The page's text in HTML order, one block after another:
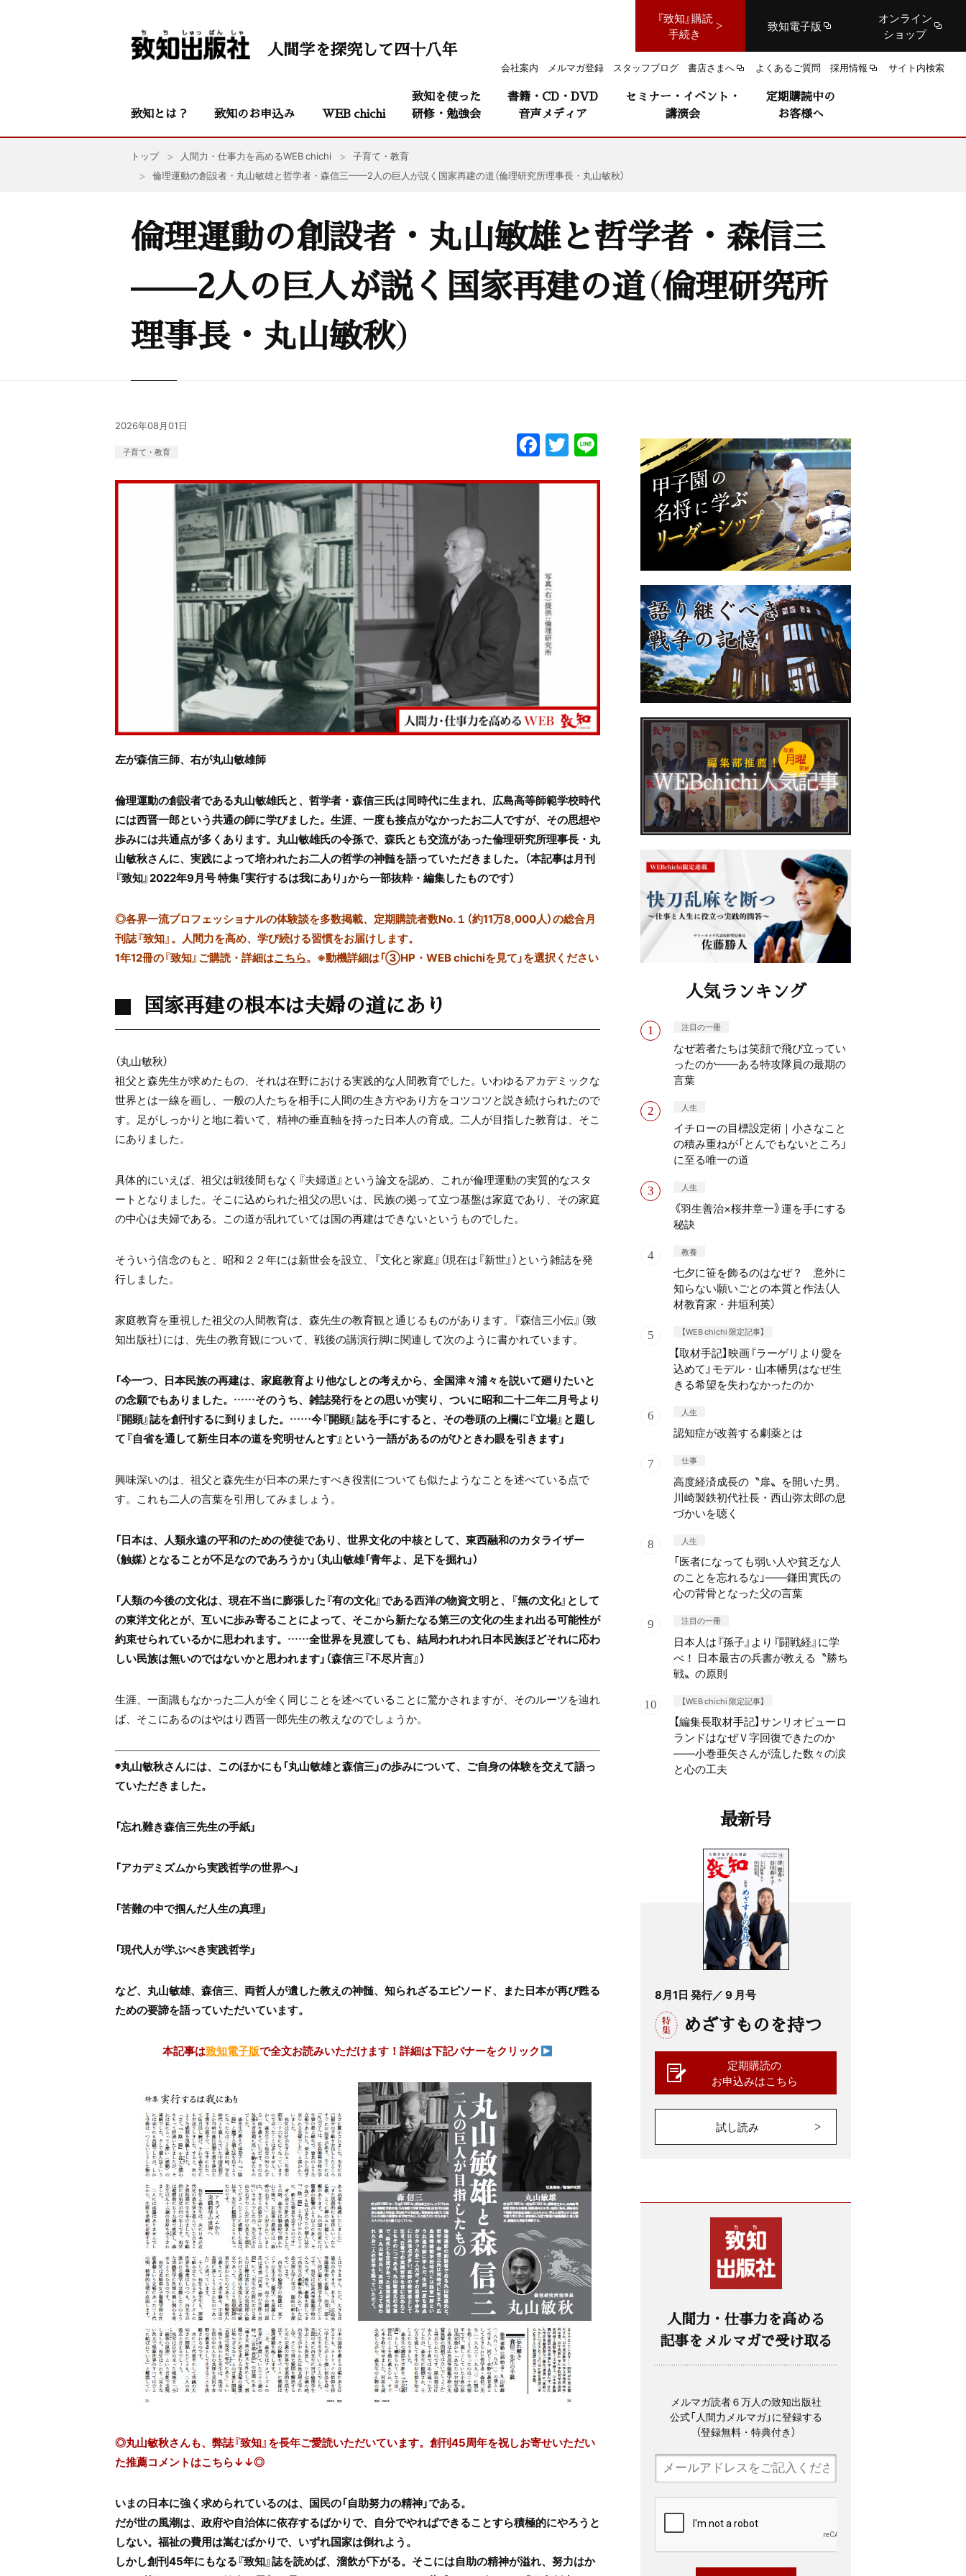
『致知』購読
手続き
致知電子版
オンライン
ショップ
会社案内 メルマガ登録 スタッフブログ 書店さまへ よくあるご質問 採用情報 サイト内検索
人間学を探究して四十八年
致知とは？ 致知のお申込み WEB chichi
致知を使った
研修・勉強会
書籍・CD・DVD
音声メディア
セミナー・イベント・
講演会
定期購読中の
お客様へ
トップ 人間力・仕事力を高めるWEB chichi
子育て・教育
倫理運動の創設者・丸山敏雄と哲学者・森信三——2人の巨人が説く国家再建の道（倫理研究所理事長・丸山敏秋）
倫理運動の創設者・丸山敏雄と哲学者・森信三
——2人の巨人が説く国家再建の道（倫理研究所
理事長・丸山敏秋）
2026年08月01日
子育て・教育 F
a
c
o
k
T
w
itte
左が森信三師、右が丸山敏雄師
倫理運動の創設者である丸山敏雄氏と、哲学者・森信三氏は同時代に生まれ、広島高等師範学校時代
には西晋一郎という共通の師に学びました。生涯、一度も接点がなかったお二人ですが、その思想や
歩みには共通点が多くあります。丸山敏雄氏の令孫で、森氏とも交流があった倫理研究所理事長・丸
山敏秋さんに、実践によって培われたお二人の哲学の神髄を語っていただきました。（本記事は月刊
『致知』2022年9月号 特集「実行するは我にあり」から一部抜粋・編集したものです）
◎各界一流プロフェッショナルの体験談を多数掲載、定期購読者数No.１（約11万8,000人）の総合月
刊誌『致知』。人間力を高め、学び続ける習慣をお届けします。
1年12冊の『致知』ご購読・詳細はこちら。 ※動機詳細は「③HP・WEB chichiを見て」を選択ください
国家再建の根本は夫婦の道にあり
（丸山敏秋）
祖父と森先生が求めたもの、それは在野における実践的な人間教育でした。いわゆるアカデミックな
世界とは一線を画し、一般の人たちを相手に人間の生き方やあり方をコツコツと説き続けられたので
す。足がしっかりと地に着いて、精神の垂直軸を持った日本人の育成。二人が目指した教育は、そこ
にありました。
具体的にいえば、祖父は戦後間もなく『夫婦道』という論文を認め、これが倫理運動の実質的なスタ
ートとなりました。そこに込められた祖父の思いは、民族の拠って立つ基盤は家庭であり、その家庭
の中心は夫婦である。この道が乱れていては国の再建はできないというものでした。
そういう信念のもと、昭和２２年には新世会を設立、『文化と家庭』（現在は『新世』）という雑誌を発
行しました。
家庭教育を重視した祖父の人間教育は、森先生の教育観と通じるものがあります。『森信三小伝』（致
知出版社）には、先生の教育観について、戦後の講演行脚に関連して次のように書かれています。
「今一つ、日本民族の再建は、家庭教育より他なしとの考えから、全国津々浦々を説いて廻りたいと
の念願でもありました。……そのうち、雑誌発行をとの思いが実り、ついに昭和二十二年二月号より
『開顕』誌を創刊するに到りました。……今『開顕』誌を手にすると、その巻頭の上欄に『立場』と題し
て『自省を通して新生日本の道を究明せんとす』という一語があるのがひときわ眼を引きます」
興味深いのは、祖父と森先生が日本の果たすべき役割についても似たようなことを述べている点で
す。これも二人の言葉を引用してみましょう。
「日本は、人類永遠の平和のための使徒であり、世界文化の中核として、東西融和のカタライザー
（触媒）となることが不足なのであろうか」（丸山敏雄「青年よ、足下を掘れ」）
「人類の今後の文化は、現在不当に膨張した『有の文化』である西洋の物資文明と、『無の文化』として
の東洋文化とが、互いに歩み寄ることによって、そこから新たなる第三の文化の生まれ出る可能性が
約束せられているかに思われます。……全世界を見渡しても、結局われわれ日本民族ほどそれに応わ
しい民族は無いのではないかと思われます」（森信三『不尽片言』）
生涯、一面識もなかった二人が全く同じことを述べていることに驚かされますが、そのルーツを辿れ
ば、そこにあるのはやはり西晋一郎先生の教えなのでしょうか。
◉丸山敏秋さんには、このほかにも「丸山敏雄と森信三」の歩みについて、ご自身の体験を交えて語っ
ていただきました。
「忘れ難き森信三先生の手紙」
「アカデミズムから実践哲学の世界へ」
「苦難の中で掴んだ人生の真理」
「現代人が学ぶべき実践哲学」
など、丸山敏雄、森信三、両哲人が遺した教えの神髄、知られざるエピソード、また日本が再び甦る
ための要諦を語っていただいています。
本記事は致知電子版で全文お読みいただけます！詳細は下記バナーをクリック
◎丸山敏秋さんも、弊誌『致知』を長年ご愛読いただいています。創刊45周年を祝しお寄せいただい
た推薦コメントはこちら↓↓◎
いまの日本に強く求められているのは、国民の「自助努力の精神」である。
だが世の風潮は、政府や自治体に依存するばかりで、自分でやればできることすら積極的にやろうと
しない。福祉の費用は嵩むばかりで、いずれ国家は倒れよう。
しかし創刊45年にもなる『致知』誌を読めば、溜飲が下がる。そこには自助の精神が溢れ、努力はか
人気ランキング
注目の一冊
なぜ若者たちは笑顔で飛び立ってい
ったのか——ある特攻隊員の最期の
言葉
人生
イチローの目標設定術｜小さなこと
の積み重ねが「とんでもないところ」
に至る唯一の道
人生
《羽生善治×桜井章一》運を手にする
秘訣
教養
七夕に笹を飾るのはなぜ？ 意外に
知らない願いごとの本質と作法（人
材教育家・井垣利英）
【WEB chichi 限定記事】
【取材手記】映画『ラーゲリより愛を
込めて』モデル・山本幡男はなぜ生
きる希望を失わなかったのか
人生
認知症が改善する劇薬とは
仕事
高度経済成長の〝扉〟を開いた男。
川崎製鉄初代社長・西山弥太郎の息
づかいを聴く
人生
「医者になっても弱い人や貧乏な人
のことを忘れるな」——鎌田實氏の
心の背骨となった父の言葉
注目の一冊
日本人は『孫子』より『闘戦経』に学
べ！ 日本最古の兵書が教える〝勝ち
戦〟の原則
【WEB chichi 限定記事】
【編集長取材手記】サンリオピューロ
ランドはなぜＶ字回復できたのか
——小巻亜矢さんが流した数々の涙
と心の工夫
最新号
8月1日 発行／ 9 月号
めざすものを持つ
定期購読の
お申込みはこちら
試し読み
人間力・仕事力を高める
記事をメルマガで受け取る
メルマガ読者６万人の致知出版社
公式「人間力メルマガ」に登録する
（登録無料・特典付き）